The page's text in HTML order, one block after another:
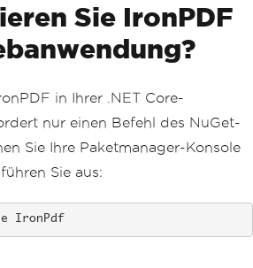
Sie IronPDF
in Ihrer .NET Core-
nur einen Befehl des NuGet-
Sie Ihre Paketmanager-Konsole
Sie aus:
IronPdf